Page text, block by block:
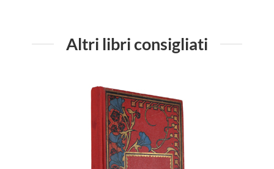
Altri libri consigliati